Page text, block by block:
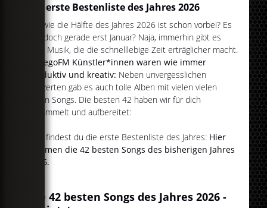
Die erste Bestenliste des Jahres 2026
Hä, wie die Hälfte des Jahres 2026 ist schon vorbei? Es
war doch gerade erst Januar? Naja, immerhin gibt es
gute Musik, die die schnelllebige Zeit erträglicher macht.
Die egoFM Künstler*innen waren wie immer
produktiv und kreativ: Neben unvergesslichen
Konzerten gab es auch tolle Alben mit vielen vielen
guten Songs. Die besten 42 haben wir für dich
gesammelt und aufbereitet:
Hier findest du die erste Bestenliste des Jahres: Hier
kommen die 42 besten Songs des bisherigen Jahres
2026.
Die 42 besten Songs des Jahres 2026 -